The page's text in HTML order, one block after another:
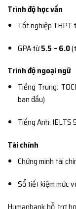
Trình độ học vấn
Tốt nghiệp THPT
GPA từ5.5 – 6.0
Trình độ ngoại ngữ
Tiếng Trung:
ban đầu)
Tiếng Anh: IELTS
Tài chính
Chứng minh tài
Sổ tiết kiệm mức